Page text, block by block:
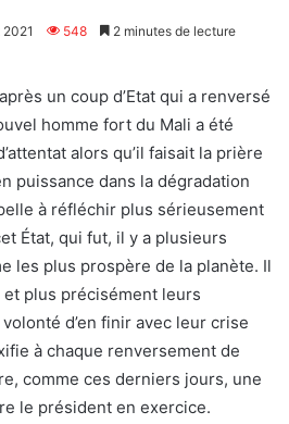
548 2 minutes de lecture
un coup d’Etat qui a renversé
homme fort du Mali a été
alors qu’il faisait la prière
puissance dans la dégradation
à réfléchir plus sérieusement
État, qui fut, il y a plusieurs
les plus prospère de la planète. Il
plus précisément leurs
d’en finir avec leur crise
à chaque renversement de
comme ces derniers jours, une
le président en exercice.